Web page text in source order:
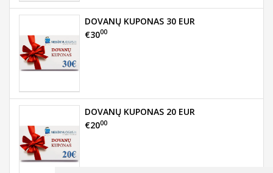
DOVANŲ KUPONAS 30 EUR
€3000
DOVANŲ KUPONAS 20 EUR
€2000